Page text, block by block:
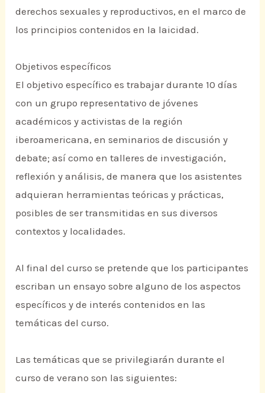
derechos sexuales y reproductivos, en el marco de
los principios contenidos en la laicidad.
Objetivos específicos
El objetivo específico es trabajar durante 10 días
con un grupo representativo de jóvenes
académicos y activistas de la región
iberoamericana, en seminarios de discusión y
debate; así como en talleres de investigación,
reflexión y análisis, de manera que los asistentes
adquieran herramientas teóricas y prácticas,
posibles de ser transmitidas en sus diversos
contextos y localidades.
Al final del curso se pretende que los participantes
escriban un ensayo sobre alguno de los aspectos
específicos y de interés contenidos en las
temáticas del curso.
Las temáticas que se privilegiarán durante el
curso de verano son las siguientes: